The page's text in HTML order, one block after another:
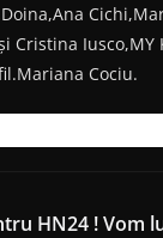
Cristina Iusco,MY
Cociu.
HN24 ! Vom